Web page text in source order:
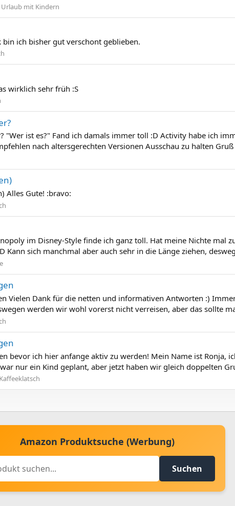
Urlaub mit Kindern
bin ich bisher gut verschont geblieben.
wirklich sehr früh :S
"Wer ist es?" Fand ich damals immer toll :D Activity habe ich
nach altersgerechten Versionen Ausschau zu halten Gruß
Alles Gute! :bravo:
im Disney-Style finde ich ganz toll. Hat meine Nichte mal
sich manchmal aber auch sehr in die Länge ziehen,
Vielen Dank für die netten und informativen Antworten :)
werden wir wohl vorerst nicht verreisen, aber das sollte
bevor ich hier anfange aktiv zu werden! Mein Name ist Ronja,
nur ein Kind geplant, aber jetzt haben wir gleich doppelten
Kaffeeklatsch
Amazon Produktsuche (Werbung)
Suchen